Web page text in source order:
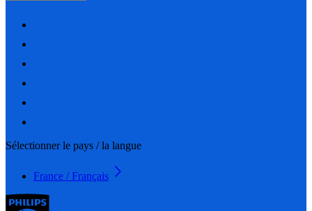
Sélectionner le pays / la langue
France / Français